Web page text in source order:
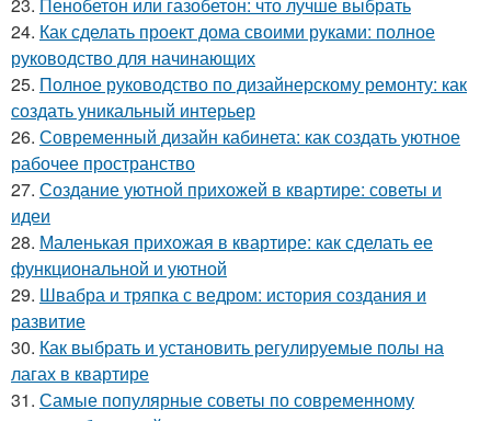
24. Как сделать проект дома своими руками: полное
руководство для начинающих
25. Полное руководство по дизайнерскому ремонту: как
создать уникальный интерьер
26. Современный дизайн кабинета: как создать уютное
рабочее пространство
27. Создание уютной прихожей в квартире: советы и
идеи
28. Маленькая прихожая в квартире: как сделать ее
функциональной и уютной
29. Швабра и тряпка с ведром: история создания и
развитие
30. Как выбрать и установить регулируемые полы на
лагах в квартире
31. Самые популярные советы по современному